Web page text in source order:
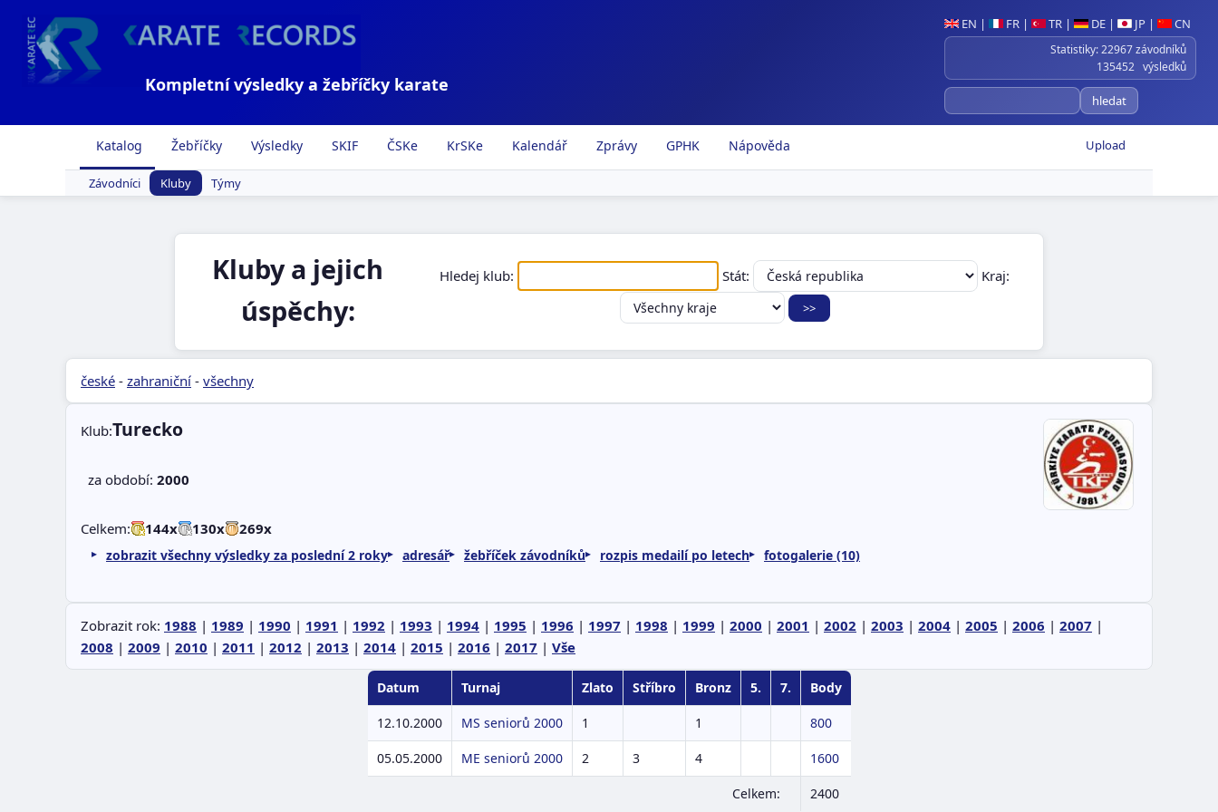
EN | FR | TR | DE | JP | CN
Statistiky: 22967 závodníků
135452 výsledků
Kompletní výsledky a žebříčky karate
Upload
Katalog Žebříčky Výsledky SKIF ČSKe KrSKe Kalendář Zprávy GPHK Nápověda
Závodníci Kluby Týmy
Kluby a jejich
úspěchy:
Hledej klub: Stát: Kraj:
české - zahraniční - všechny
Klub:Turecko
za období: 2000
Celkem: 144x 130x 269x
zobrazit všechny výsledky za poslední 2 roky adresář žebříček závodníků rozpis medailí po letech fotogalerie (10)
Zobrazit rok: 1988 | 1989 | 1990 | 1991 | 1992 | 1993 | 1994 | 1995 | 1996 | 1997 | 1998 | 1999 | 2000 | 2001 | 2002 | 2003 | 2004 | 2005 | 2006 | 2007 |
2008 | 2009 | 2010 | 2011 | 2012 | 2013 | 2014 | 2015 | 2016 | 2017 | Vše
Datum Turnaj Zlato Stříbro Bronz 5. 7. Body
12.10.2000 MS seniorů 2000 1 1 800
05.05.2000 ME seniorů 2000 2 3 4 1600
Celkem: 2400